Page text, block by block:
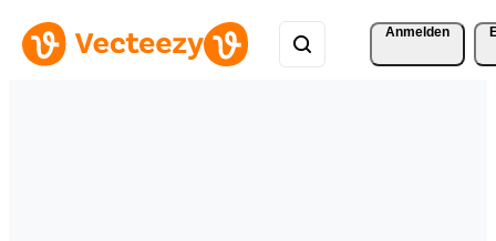
Anmelden